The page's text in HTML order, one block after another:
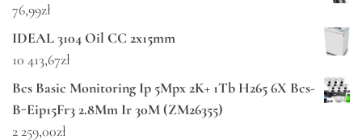
76,99zł
IDEAL 3104 Oil CC 2x15mm
10 413,67zł
Bcs Basic Monitoring Ip 5Mpx 2K+ 1Tb H265 6X Bcs-
B-Eip15Fr3 2.8Mm Ir 30M (ZM26355)
2 259,00zł